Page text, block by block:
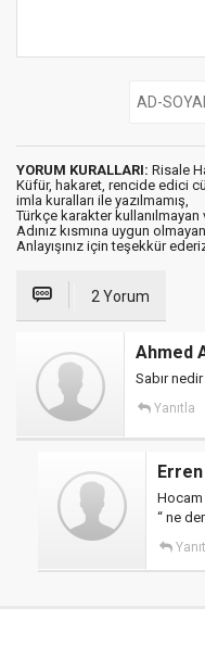
YORUM KURALLARI: Risale
Küfür, hakaret, rencide edici
imla kuralları ile yazılmamış,
Türkçe karakter kullanılmayan
Adınız kısmına uygun
Anlayışınız için teşekkür
2 Yorum
Ahmed
Sabır
Yanıtla
Erren
Hocam
“ ne